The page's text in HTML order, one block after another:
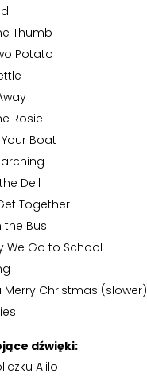
Thumb
Potato
Rosie
Your Boat
Dell
Together
the Bus
We Go to School
Merry Christmas (slower)
dźwięki:
Alilo